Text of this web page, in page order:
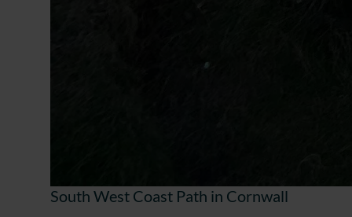
South West Coast Path in Cornwall